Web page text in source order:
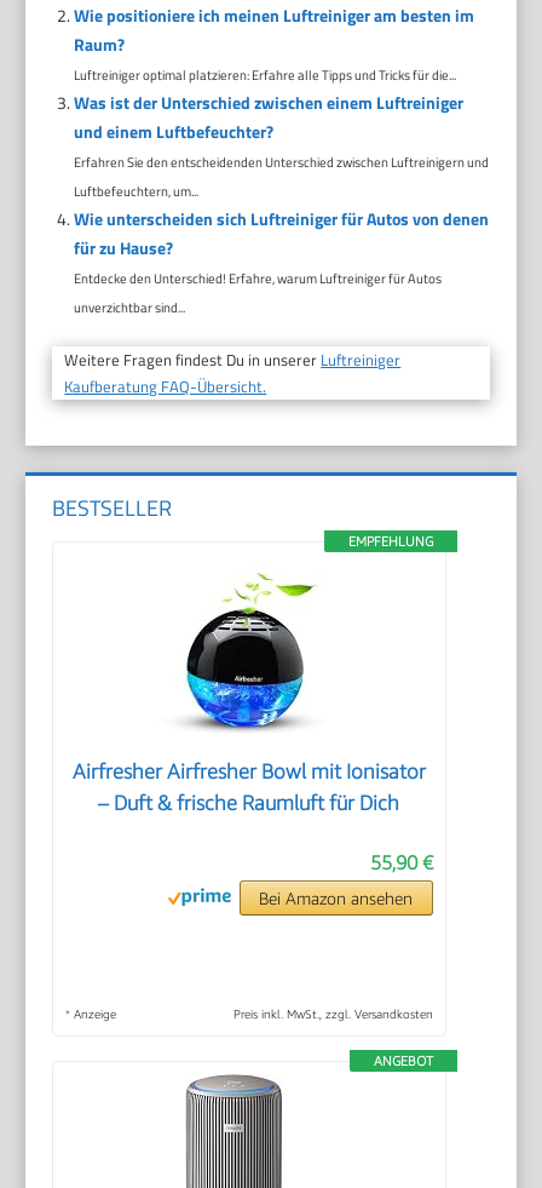
Wie positioniere ich meinen Luftreiniger am besten im
Raum?
Luftreiniger optimal platzieren: Erfahre alle Tipps und Tricks für die...
Was ist der Unterschied zwischen einem Luftreiniger
und einem Luftbefeuchter?
Erfahren Sie den entscheidenden Unterschied zwischen Luftreinigern und
Luftbefeuchtern, um...
Wie unterscheiden sich Luftreiniger für Autos von denen
für zu Hause?
Entdecke den Unterschied! Erfahre, warum Luftreiniger für Autos
unverzichtbar sind...
Weitere Fragen findest Du in unserer Luftreiniger
Kaufberatung FAQ-Übersicht.
BESTSELLER
EMPFEHLUNG
Airfresher Airfresher Bowl mit Ionisator
– Duft & frische Raumluft für Dich
55,90 €
Bei Amazon ansehen
* Anzeige Preis inkl. MwSt., zzgl. Versandkosten
ANGEBOT